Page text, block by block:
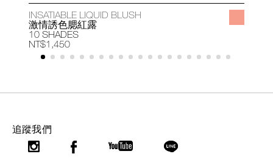
INSATIABLE LIQUID BLUSH
激情誘色腮紅露
10 SHADES
NT$1,450
追蹤我們